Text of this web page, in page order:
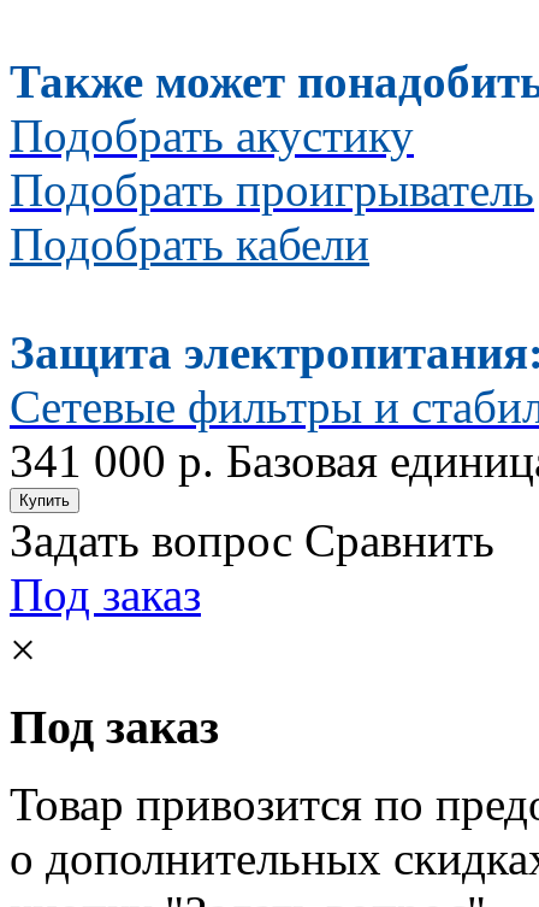
Также может
Подобрать акустику
Подобрать проигрыватель
Подобрать кабели
Защита
Сетевые фильтры и
341 000 р. Базовая
Задать вопрос Сравнить
Под заказ
×
Под заказ
Товар привозится по
о дополнительных